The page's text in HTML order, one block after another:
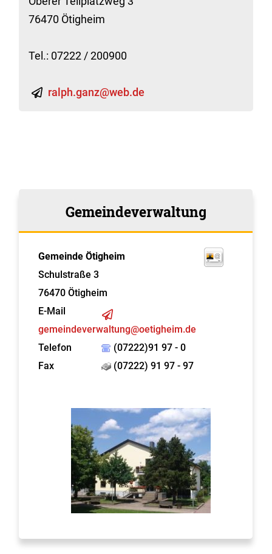
76470 Ötigheim
Tel.: 07222 / 200900
ralph.ganz@web.de
Gemeindeverwaltung
Gemeinde Ötigheim
Schulstraße 3
76470 Ötigheim
E-Mail
gemeindeverwaltung@oetigheim.de
Telefon
(07222)91 97 - 0
Fax
(07222) 91 97 - 97